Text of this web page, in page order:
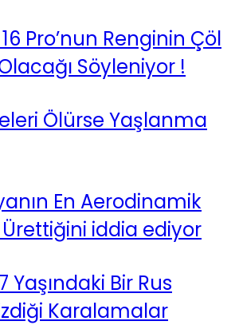
Pro’nun Renginin Çöl
Söyleniyor !
Ölürse Yaşlanma
En Aerodinamik
iddia ediyor
Yaşındaki Bir Rus
Karalamalar